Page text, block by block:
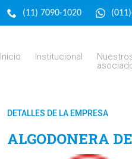
(11) 7090-1020
Inicio Institucional
DETALLES DE LA EMPRESA
ALGODONERA